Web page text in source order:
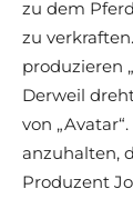
zu dem
zu
produzieren
Derweil
von
anzuhalten,
Produzent